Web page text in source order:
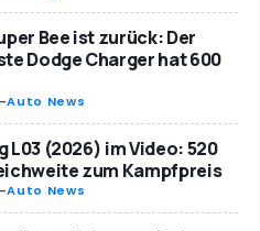
Bee ist zurück: Der
Dodge Charger hat 600
-Auto News
L03 (2026) im Video: 520
zum Kampfpreis
-Auto News